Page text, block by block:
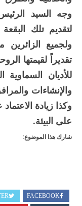
وجه السيد
لتقديم تلك
ولجميع الزائرين
تقديراً لقيمتها
للأديان السماوية
والإنشاءات
وكذا زيادة
على البيئة.
شارك هذا الموضوع:
FACEBOOK